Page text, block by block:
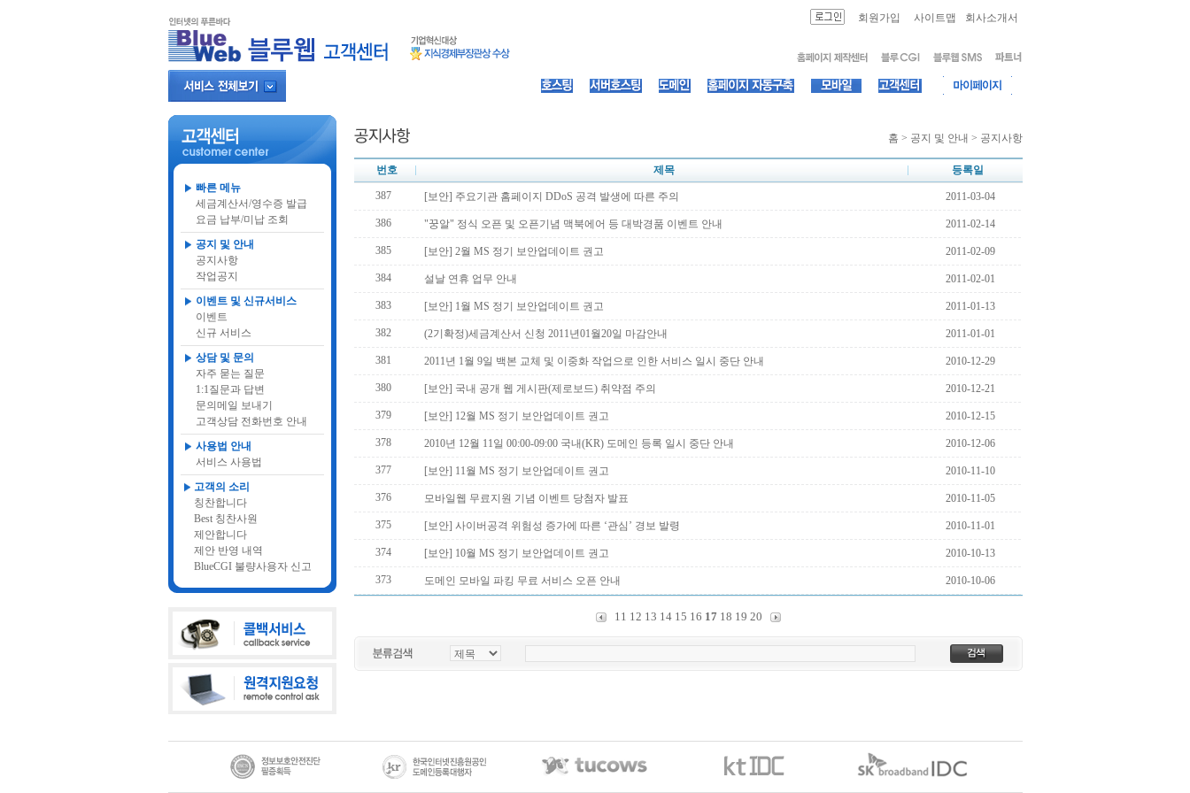
회원가입 사이트맵 회사소개서
빠른 메뉴
세금계산서/영수증 발급
요금 납부/미납 조회
공지 및 안내
공지사항
작업공지
이벤트 및 신규서비스
이벤트
신규 서비스
상담 및 문의
자주 묻는 질문
1:1질문과 답변
문의메일 보내기
고객상담 전화번호 안내
사용법 안내
서비스 사용법
고객의 소리
칭찬합니다
Best 칭찬사원
제안합니다
제안 반영 내역
BlueCGI 불량사용자 신고
홈 > 공지 및 안내 > 공지사항
번호 제목 등록일
387 [보안] 주요기관 홈페이지 DDoS 공격 발생에 따른 주의 2011-03-04
386 "꿍알" 정식 오픈 및 오픈기념 맥북에어 등 대박경품 이벤트 안내 2011-02-14
385 [보안] 2월 MS 정기 보안업데이트 권고 2011-02-09
384 설날 연휴 업무 안내 2011-02-01
383 [보안] 1월 MS 정기 보안업데이트 권고 2011-01-13
382 (2기확정)세금계산서 신청 2011년01월20일 마감안내 2011-01-01
381 2011년 1월 9일 백본 교체 및 이중화 작업으로 인한 서비스 일시 중단 안내 2010-12-29
380 [보안] 국내 공개 웹 게시판(제로보드) 취약점 주의 2010-12-21
379 [보안] 12월 MS 정기 보안업데이트 권고 2010-12-15
378 2010년 12월 11일 00:00-09:00 국내(KR) 도메인 등록 일시 중단 안내 2010-12-06
377 [보안] 11월 MS 정기 보안업데이트 권고 2010-11-10
376 모바일웹 무료지원 기념 이벤트 당첨자 발표 2010-11-05
375 [보안] 사이버공격 위험성 증가에 따른 ‘관심’ 경보 발령 2010-11-01
374 [보안] 10월 MS 정기 보안업데이트 권고 2010-10-13
373 도메인 모바일 파킹 무료 서비스 오픈 안내 2010-10-06
11 12 13 14 15 16 17 18 19 20